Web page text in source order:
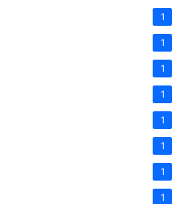
1
1
1
1
1
1
1
1